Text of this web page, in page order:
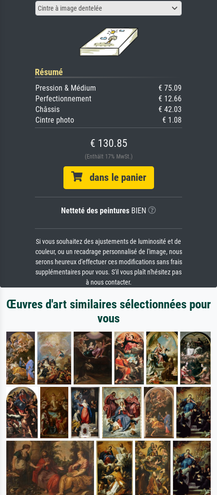
Cintre à image dentelée
Résumé
Pression & Médium
€ 75.09
Perfectionnement
€ 12.66
Châssis
€ 42.03
Cintre photo
€ 1.08
€ 130.85
(Enthält 17% MwSt.)
dans le panier
Netteté des peintures BIEN
Si vous souhaitez des ajustements de luminosité et de
couleur, ou un recadrage personnalisé de l'image, nous
serons heureux d'effectuer ces modifications sans frais
supplémentaires pour vous. S'il vous plaît n'hésitez pas
à nous contacter.
Œuvres d'art similaires sélectionnées pour
vous